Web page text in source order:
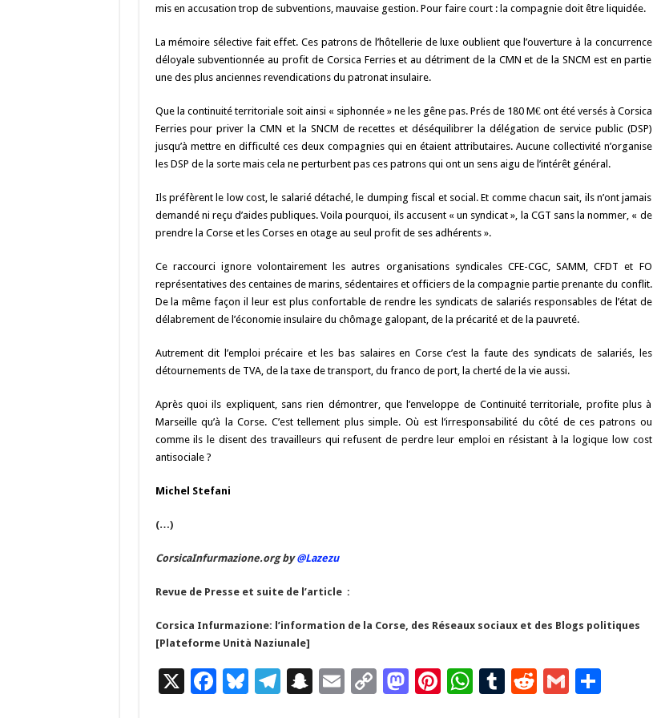
b
o
o
k
ky gr
a
m
p
c
h
at
l
y
Li
n
k
d
o
n
es
t
sA
p
p
bl
r
di
t
l
g
er
mis en accusation trop de subventions, mauvaise gestion. Pour faire court : la compagnie doit être liquidée.
La mémoire sélective fait effet. Ces patrons de l’hôtellerie de luxe oublient que l’ouverture à la concurrence
déloyale subventionnée au profit de Corsica Ferries et au détriment de la CMN et de la SNCM est en partie
une des plus anciennes revendications du patronat insulaire.
Que la continuité territoriale soit ainsi « siphonnée » ne les gêne pas. Prés de 180 M€ ont été versés à Corsica
Ferries pour priver la CMN et la SNCM de recettes et déséquilibrer la délégation de service public (DSP)
jusqu’à mettre en difficulté ces deux compagnies qui en étaient attributaires. Aucune collectivité n’organise
les DSP de la sorte mais cela ne perturbent pas ces patrons qui ont un sens aigu de l’intérêt général.
Ils préfèrent le low cost, le salarié détaché, le dumping fiscal et social. Et comme chacun sait, ils n’ont jamais
demandé ni reçu d’aides publiques. Voila pourquoi, ils accusent « un syndicat », la CGT sans la nommer, « de
prendre la Corse et les Corses en otage au seul profit de ses adhérents ».
Ce raccourci ignore volontairement les autres organisations syndicales CFE-CGC, SAMM, CFDT et FO
représentatives des centaines de marins, sédentaires et officiers de la compagnie partie prenante du conflit.
De la même façon il leur est plus confortable de rendre les syndicats de salariés responsables de l’état de
délabrement de l’économie insulaire du chômage galopant, de la précarité et de la pauvreté.
Autrement dit l’emploi précaire et les bas salaires en Corse c’est la faute des syndicats de salariés, les
détournements de TVA, de la taxe de transport, du franco de port, la cherté de la vie aussi.
Après quoi ils expliquent, sans rien démontrer, que l’enveloppe de Continuité territoriale, profite plus à
Marseille qu’à la Corse. C’est tellement plus simple. Où est l’irresponsabilité du côté de ces patrons ou
comme ils le disent des travailleurs qui refusent de perdre leur emploi en résistant à la logique low cost
antisociale ?
Michel Stefani
(…)
CorsicaInfurmazione.org by@Lazezu
Revue de Presse et suite de l’article :
Corsica Infurmazione: l’information de la Corse, des Réseaux sociaux et des Blogs politiques
[Plateforme Unità Naziunale]
X F
Bl T S
E
C M Pi W T R G P